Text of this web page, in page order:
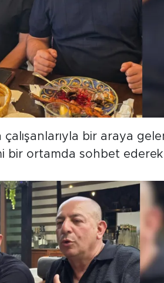
bir araya
bir ortamda sohbet